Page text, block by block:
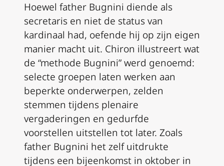
Hoewel father Bugnini diende als
secretaris en niet de status van
kardinaal had, oefende hij op zijn eigen
manier macht uit. Chiron illustreert wat
de “methode Bugnini” werd genoemd:
selecte groepen laten werken aan
beperkte onderwerpen, zelden
stemmen tijdens plenaire
vergaderingen en gedurfde
voorstellen uitstellen tot later. Zoals
father Bugnini het zelf uitdrukte
tijdens een bijeenkomst in oktober in